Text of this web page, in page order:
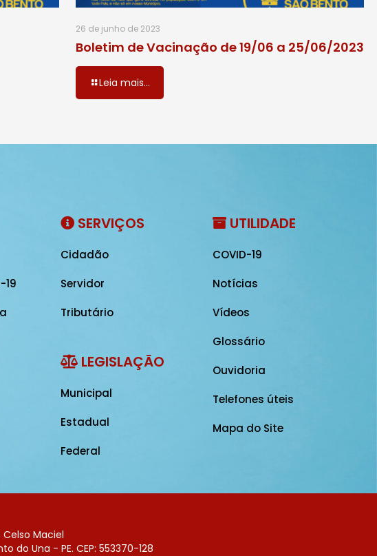
26 de junho de 2023
Boletim de Vacinação de 19/06 a 25/06/2023
Leia mais...
19
SERVIÇOS
Cidadão
Servidor
Tributário
LEGISLAÇÃO
Municipal
Estadual
Federal
UTILIDADE
COVID-19
Notícias
Vídeos
Glossário
Ouvidoria
Telefones úteis
Mapa do Site
Celso Maciel
do Una - PE. CEP: 553370-128